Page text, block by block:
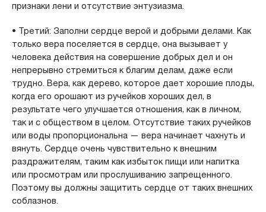
признаки лени и отсутствие энтузиазма.
• Третий: Заполни сердце верой и добрыми делами. Как
только вера поселяется в сердце, она вызывает у
человека действия на совершение добрых дел и он
непрерывно стремиться к благим делам, даже если
трудно. Вера, как дерево, которое дает хорошие плоды,
когда его орошают из ручейков хороших дел, в
результате чего улучшается отношения, как в личном,
так и с обществом в целом. Отсутствие таких ручейков
или воды пропорциональна — вера начинает чахнуть и
вянуть. Сердце очень чувствительно к внешним
раздражителям, таким как избыток пищи или напитка
или просмотрам или прослушиванию запрещенного.
Поэтому вы должны защитить сердце от таких внешних
соблазнов.